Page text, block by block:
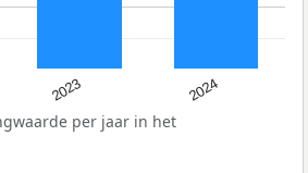
2023 2024
per jaar in het